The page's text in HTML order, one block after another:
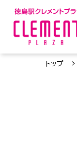
トップ